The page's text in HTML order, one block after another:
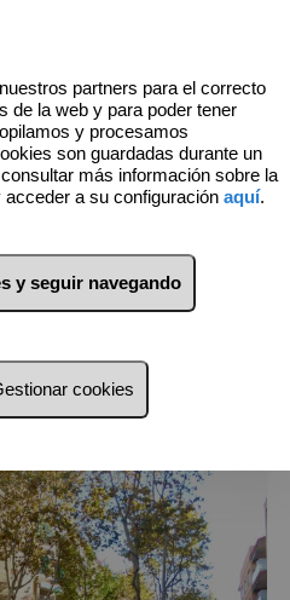
(Barcelona)
partners para el correcto
de la web y para poder tener
y procesamos
son guardadas durante un
más información sobre la
a su configuración aquí.
y seguir navegando
cookies